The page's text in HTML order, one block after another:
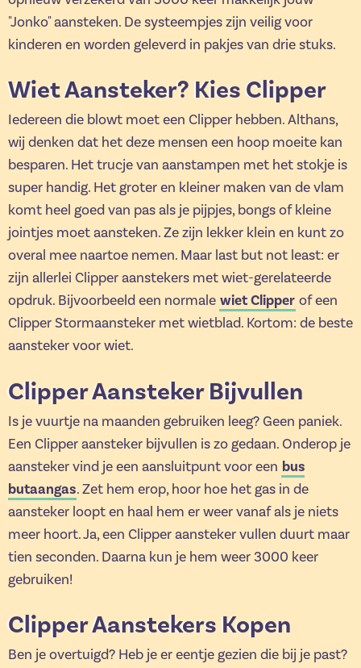
"Jonko" aansteken. De systeempjes zijn veilig voor
kinderen en worden geleverd in pakjes van drie stuks.
Wiet Aansteker? Kies Clipper
Iedereen die blowt moet een Clipper hebben. Althans,
wij denken dat het deze mensen een hoop moeite kan
besparen. Het trucje van aanstampen met het stokje is
super handig. Het groter en kleiner maken van de vlam
komt heel goed van pas als je pijpjes, bongs of kleine
jointjes moet aansteken. Ze zijn lekker klein en kunt zo
overal mee naartoe nemen. Maar last but not least: er
zijn allerlei Clipper aanstekers met wiet-gerelateerde
opdruk. Bijvoorbeeld een normale wiet Clipper of een
Clipper Stormaansteker met wietblad. Kortom: de beste
aansteker voor wiet.
Clipper Aansteker Bijvullen
Is je vuurtje na maanden gebruiken leeg? Geen paniek.
Een Clipper aansteker bijvullen is zo gedaan. Onderop je
aansteker vind je een aansluitpunt voor een bus
butaangas. Zet hem erop, hoor hoe het gas in de
aansteker loopt en haal hem er weer vanaf als je niets
meer hoort. Ja, een Clipper aansteker vullen duurt maar
tien seconden. Daarna kun je hem weer 3000 keer
gebruiken!
Clipper Aanstekers Kopen
Ben je overtuigd? Heb je er eentje gezien die bij je past?